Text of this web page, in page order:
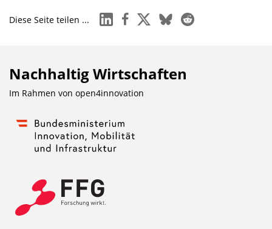
Diese Seite teilen ... linkedinfacebook
x blueskyreddit
Nachhaltig Wirtschaften
Im Rahmen von open4innovation